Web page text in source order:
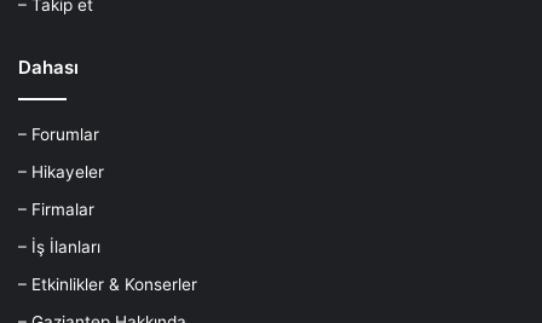
– Takip et
Dahası
– Forumlar
– Hikayeler
– Firmalar
– İş İlanları
– Etkinlikler & Konserler